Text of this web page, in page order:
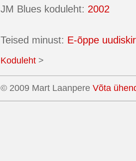
JM Blues koduleht: 2002
Teised minust: E-õppe
Koduleht >
© 2009 Mart Laanpere Võta